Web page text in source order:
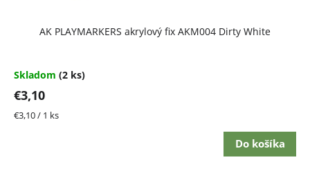
AK PLAYMARKERS akrylový fix AKM004 Dirty White
Skladom (2 ks)
€3,10
Jednotková
€3,10 / 1 ks
Do košíka